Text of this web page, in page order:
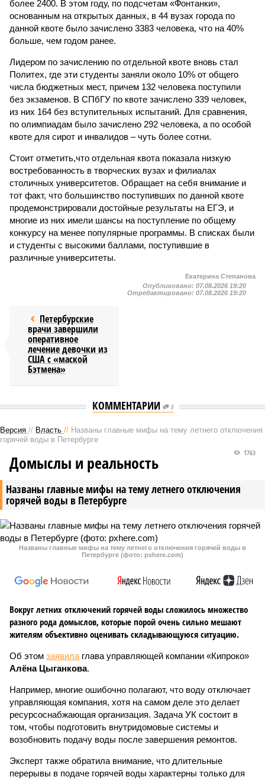
более 2400. В этом году, по подсчетам «Фонтанки»,
основанным на открытых данных, в 44 вузах города по
данной квоте было зачислено 3383 человека, что на 40%
больше, чем годом ранее.
Лидером по зачислению по отдельной квоте вновь стал
Политех, где эти студенты заняли около 10% от общего
числа бюджетных мест, причем 132 человека поступили
без экзаменов. В СПбГУ по квоте зачислено 339 человек,
из них 164 без вступительных испытаний. Для сравнения,
по олимпиадам было зачислено 292 человека, а по особой
квоте для сирот и инвалидов – чуть более сотни.
Стоит отметить,что отдельная квота показала низкую
востребованность в творческих вузах и филиалах
столичных университетов. Обращает на себя внимание и
тот факт, что большинство поступивших по данной квоте
продемонстрировали достойные результаты на ЕГЭ, и
многие из них имели шансы на поступление по общему
конкурсу на менее популярные программы. В списках были
и студенты с высокими баллами, поступившие в
различные университеты.
Екатерина Степанова
Опубликовано: 07.08.2026 19:20
Отредактировано: 07.08.2026 19:20
Петербурские
врачи завершили
оперативное
лечение девочки из
США с «маской
Бэтмена»
КОММЕНТАРИИ 0
Версия // Власть // Названы главные мифы на тему летнего отключения
горячей воды в Петербурге
Названы главные мифы на тему летнего отключения
горячей воды в Петербурге
1763
Домыслы и реальность
Названы главные мифы на тему летнего отключения горячей воды в
Петербурге (фото: pxhere.com)
Вокруг летних отключений горячей воды сложилось множество
разного рода домыслов, которые порой очень сильно мешают
жителям объективно оценивать складывающуюся ситуацию.
Об этом заявила глава управляющей компании «Кипроко»
Алёна Цыганкова.
Например, многие ошибочно полагают, что воду отключает
управляющая компания, хотя на самом деле это делает
ресурсоснабжающая организация. Задача УК состоит в
том, чтобы подготовить внутридомовые системы и
возобновить подачу воды после завершения ремонтов.
Эксперт также обратила внимание, что длительные
перерывы в подаче горячей воды характерны только для